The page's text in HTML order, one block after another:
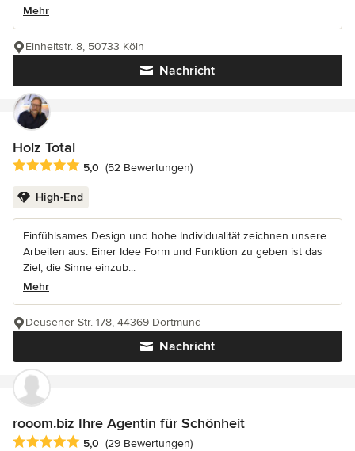
Mehr
Nachricht
Einheitstr. 8, 50733 Köln
Holz Total
Durchschnittliche Bewertung: 5 von 5 Sternen
5,0 (52 Bewertungen)
High-End
Einfühlsames Design und hohe Individualität zeichnen unsere
Arbeiten aus. Einer Idee Form und Funktion zu geben ist das
Ziel, die Sinne einzub...
Mehr
Nachricht
Deusener Str. 178, 44369 Dortmund
rooom.biz Ihre Agentin für Schönheit
Durchschnittliche Bewertung: 5 von 5 Sternen
5,0 (29 Bewertungen)